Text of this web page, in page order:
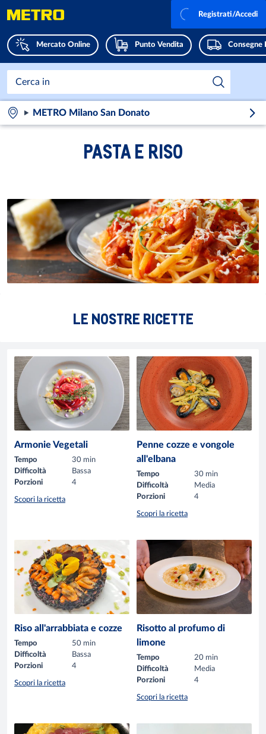
Mercato Online Punto Vendita Consegne
Registrati/Accedi
METRO Milano San Donato
PASTA E RISO
LE NOSTRE RICETTE
Armonie Vegetali
Tempo
30 min
Difficoltà
Bassa
Porzioni
4
Scopri la ricetta
Penne cozze e vongole
all'elbana
Tempo
30 min
Difficoltà
Media
Porzioni
4
Scopri la ricetta
Riso all'arrabbiata e cozze
Tempo
50 min
Difficoltà
Bassa
Porzioni
4
Scopri la ricetta
Risotto al profumo di
limone
Tempo
20 min
Difficoltà
Media
Porzioni
4
Scopri la ricetta